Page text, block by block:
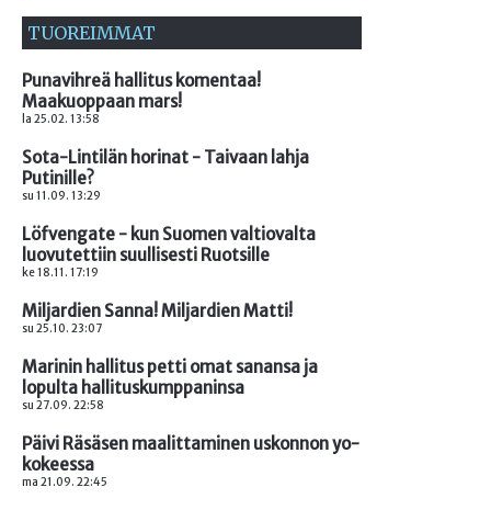
TUOREIMMAT
Punavihreä hallitus komentaa!
Maakuoppaan mars!
la 25.02. 13:58
Sota-Lintilän horinat - Taivaan lahja
Putinille?
su 11.09. 13:29
Löfvengate - kun Suomen valtiovalta
luovutettiin suullisesti Ruotsille
ke 18.11. 17:19
Miljardien Sanna! Miljardien Matti!
su 25.10. 23:07
Marinin hallitus petti omat sanansa ja
lopulta hallituskumppaninsa
su 27.09. 22:58
Päivi Räsäsen maalittaminen uskonnon yo-
kokeessa
ma 21.09. 22:45